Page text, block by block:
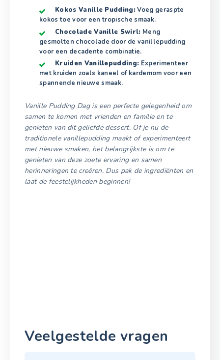
Kokos Vanille Pudding:Voeg geraspte
kokos toe voor een tropische smaak.
Chocolade Vanille Swirl: Meng
gesmolten chocolade door de vanillepudding
voor een decadente combinatie.
Kruiden Vanillepudding: Experimenteer
met kruiden zoals kaneel of kardemom voor een
spannende nieuwe smaak.
Vanille Pudding Dag is een perfecte gelegenheid om
samen te komen met vrienden en familie en te
genieten van dit geliefde dessert. Of je nu de
traditionele vanillepudding maakt of experimenteert
met nieuwe smaken, het belangrijkste is om te
genieten van deze zoete ervaring en samen
herinneringen te creëren. Dus pak de ingrediënten en
laat de feestelijkheden beginnen!
Veelgestelde vragen